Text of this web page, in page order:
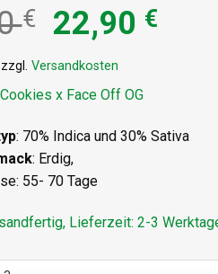
€
Preis
war:
22,90 €
zzgl. Versandkosten
x Face Off OG
: 70% Indica und 30% Sativa
: Erdig,
55- 70 Tage
Lieferzeit: 2-3